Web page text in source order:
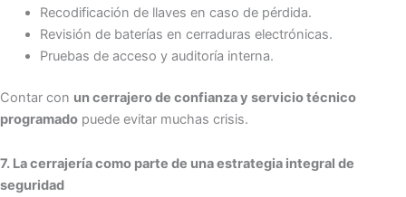
Recodificación de llaves en caso de pérdida.
Revisión de baterías en cerraduras electrónicas.
Pruebas de acceso y auditoría interna.
Contar con un cerrajero de confianza y servicio técnico
programado puede evitar muchas crisis.
7. La cerrajería como parte de una estrategia integral de
seguridad